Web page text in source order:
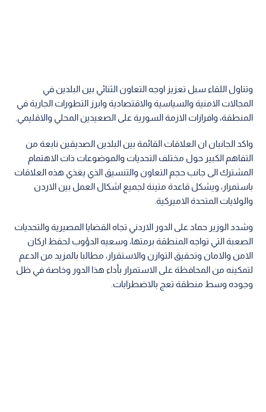
وتناول اللقاء سبل تعزيز اوجه التعاون الثنائي بين البلدين في
المجالات الامنية والسياسية والاقتصادية وابرز التطورات الجارية في
المنطقة، وافرازات الازمة السورية على الصعيدين المحلي والاقليمي.
واكد الجانبان ان العلاقات القائمة بين البلدين الصديقين نابعة من
التفاهم الكبير حول مختلف التحديات والموضوعات ذات الاهتمام
المشترك الى جانب حجم التعاون والتنسيق الذي يغذي هذه العلاقات
باستمرار، ويشكل قاعدة متينة لجميع اشكال العمل بين الاردن
والولايات المتحدة الاميركية.
وشدد الوزير حماد على الدور الاردني تجاه القضايا المصيرية والتحديات
الصعبة التي تواجه المنطقة برمتها، وسعيه الدؤوب لحفظ اركان
الامن والامان وتحقيق التوازن والاستقرار، مطالبا بالمزيد من الدعم
لتمكينه من المحافظة على الاستمرار بأداء هذا الدور وخاصة في ظل
وجوده وسط منطقة تعج بالاضطرابات.